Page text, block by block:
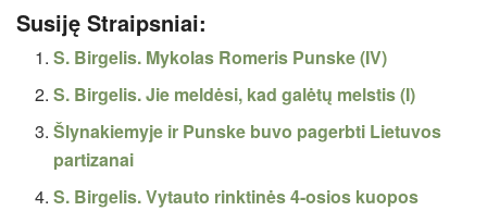
Susiję Straipsniai:
S. Birgelis. Mykolas Romeris Punske (IV)
S. Birgelis. Jie meldėsi, kad galėtų melstis (I)
Šlynakiemyje ir Punske buvo pagerbti Lietuvos
partizanai
S. Birgelis. Vytauto rinktinės 4-osios kuopos